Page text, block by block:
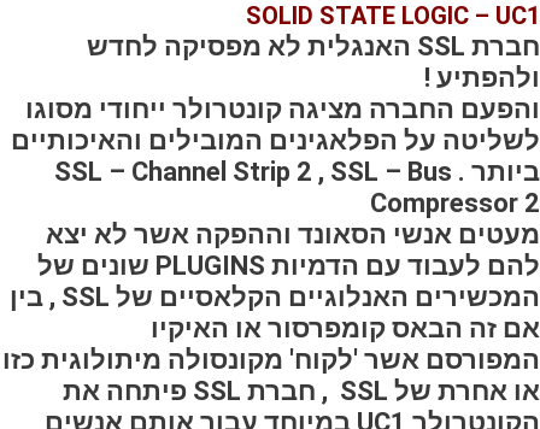
SOLID STATE LOGIC – UC1
חברת SSL האנגלית לא מפסיקה לחדש
ולהפתיע !
והפעם החברה מציגה קונטרולר ייחודי מסוגו
לשליטה על הפלאגינים המובילים והאיכותיים
ביותר . SSL – Channel Strip 2 , SSL – Bus
Compressor 2
מעטים אנשי הסאונד וההפקה אשר לא יצא
להם לעבוד עם הדמיות PLUGINS שונים של
המכשירים האנלוגיים הקלאסיים של SSL , בין
אם זה הבאס קומפרסור או האיקיו
המפורסם אשר 'לקוח' מקונסולה מיתולוגית כזו
או אחרת של SSL , חברת SSL פיתחה את
הקונטרולר UC1 במיוחד עבור אותם אנשים